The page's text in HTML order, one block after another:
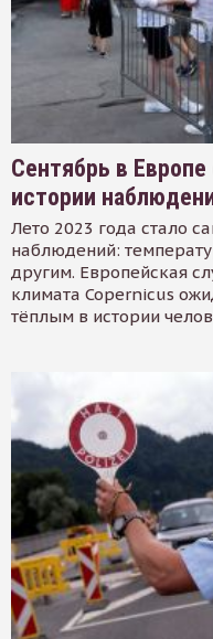
Сентябрь в
истории
Лето 2023 года стало
наблюдений:
другим. Европейская
климата Copernicus
тёплым в истории